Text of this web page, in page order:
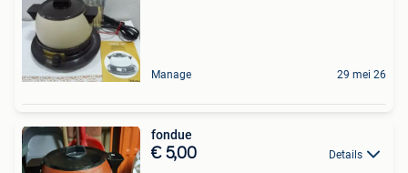
Manage 29 mei 26
fondue
€ 5,00 Details